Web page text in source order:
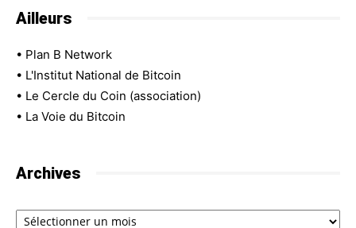
Ailleurs
• Plan B Network
• L'Institut National de Bitcoin
• Le Cercle du Coin (association)
• La Voie du Bitcoin
Archives
Archives